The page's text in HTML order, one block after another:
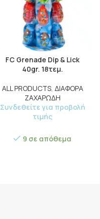
FC Grenade Dip & Lick
40gr. 18τεμ.
ALL PRODUCTS, ΔΙΑΦΟΡΑ
ΖΑΧΑΡΩΔΗ
Συνδεθείτε για προβολή
τιμής
9 σε απόθεμα